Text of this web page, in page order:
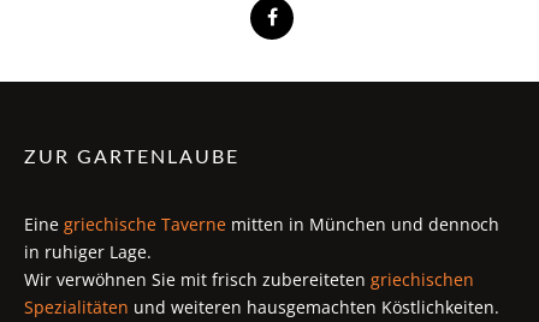
ZUR GARTENLAUBE
Eine griechische Taverne mitten in München und dennoch
in ruhiger Lage.
Wir verwöhnen Sie mit frisch zubereiteten griechischen
Spezialitäten und weiteren hausgemachten Köstlichkeiten.